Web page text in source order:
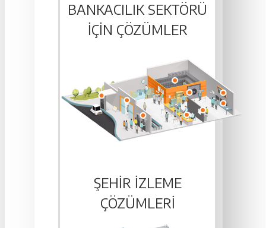
BANKACILIK SEKTÖRÜ
IÇIN ÇÖZÜMLER
ŞEHIR İZLEME
ÇÖZÜMLERI